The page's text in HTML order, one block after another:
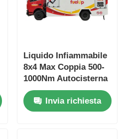
Liquido Infiammabile
8x4 Max Coppia 500-
1000Nm Autocisterna
per Carburante
Veicolo di Trasporto
Invia richiesta